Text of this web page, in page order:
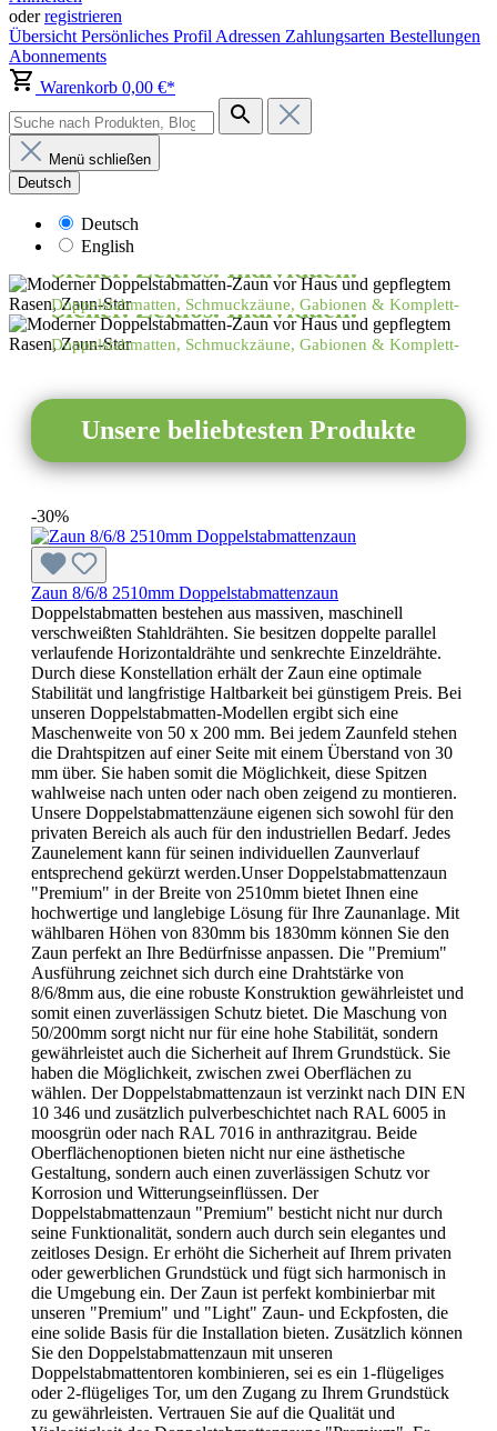
oderregistrieren
Übersicht Persönliches Profil Adressen Zahlungsarten Bestellungen
Abonnements
Warenkorb 0,00 €*
Menü schließen
Deutsch
Deutsch
English
Zaun-Star – Zäune & Torlösungen
Sicher. Zeitlos. Individuell.
Doppelstabmatten, Schmuckzäune, Gabionen & Komplett-
Lösungen für Ihren Garten.
Zaun-Star – Zäune & Torlösungen
Sicher. Zeitlos. Individuell.
Doppelstabmatten, Schmuckzäune, Gabionen & Komplett-
Jetzt beraten lassen Produkte entdecken
Unsere beliebtesten Produkte
-30%
Zaun 8/6/8 2510mm Doppelstabmattenzaun
Doppelstabmatten bestehen aus massiven, maschinell
verschweißten Stahldrähten. Sie besitzen doppelte parallel
verlaufende Horizontaldrähte und senkrechte Einzeldrähte.
Durch diese Konstellation erhält der Zaun eine optimale
Stabilität und langfristige Haltbarkeit bei günstigem Preis. Bei
unseren Doppelstabmatten-Modellen ergibt sich eine
Maschenweite von 50 x 200 mm. Bei jedem Zaunfeld stehen
die Drahtspitzen auf einer Seite mit einem Überstand von 30
mm über. Sie haben somit die Möglichkeit, diese Spitzen
wahlweise nach unten oder nach oben zeigend zu montieren.
Unsere Doppelstabmattenzäune eigenen sich sowohl für den
privaten Bereich als auch für den industriellen Bedarf. Jedes
Zaunelement kann für seinen individuellen Zaunverlauf
entsprechend gekürzt werden.Unser Doppelstabmattenzaun
"Premium" in der Breite von 2510mm bietet Ihnen eine
hochwertige und langlebige Lösung für Ihre Zaunanlage. Mit
wählbaren Höhen von 830mm bis 1830mm können Sie den
Zaun perfekt an Ihre Bedürfnisse anpassen. Die "Premium"
Ausführung zeichnet sich durch eine Drahtstärke von
8/6/8mm aus, die eine robuste Konstruktion gewährleistet und
somit einen zuverlässigen Schutz bietet. Die Maschung von
50/200mm sorgt nicht nur für eine hohe Stabilität, sondern
gewährleistet auch die Sicherheit auf Ihrem Grundstück. Sie
haben die Möglichkeit, zwischen zwei Oberflächen zu
wählen. Der Doppelstabmattenzaun ist verzinkt nach DIN EN
10 346 und zusätzlich pulverbeschichtet nach RAL 6005 in
moosgrün oder nach RAL 7016 in anthrazitgrau. Beide
Oberflächenoptionen bieten nicht nur eine ästhetische
Gestaltung, sondern auch einen zuverlässigen Schutz vor
Korrosion und Witterungseinflüssen. Der
Doppelstabmattenzaun "Premium" besticht nicht nur durch
seine Funktionalität, sondern auch durch sein elegantes und
zeitloses Design. Er erhöht die Sicherheit auf Ihrem privaten
oder gewerblichen Grundstück und fügt sich harmonisch in
die Umgebung ein. Der Zaun ist perfekt kombinierbar mit
unseren "Premium" und "Light" Zaun- und Eckpfosten, die
eine solide Basis für die Installation bieten. Zusätzlich können
Sie den Doppelstabmattenzaun mit unseren
Doppelstabmattentoren kombinieren, sei es ein 1-flügeliges
oder 2-flügeliges Tor, um den Zugang zu Ihrem Grundstück
zu gewährleisten. Vertrauen Sie auf die Qualität und